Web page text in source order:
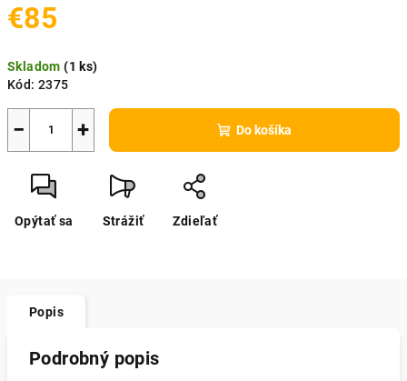
€85
cena:
Skladom(1 ks)
Kód: 2375
+
− Do košíka
Opýtať sa Strážiť Zdieľať
Popis
Podrobný popis